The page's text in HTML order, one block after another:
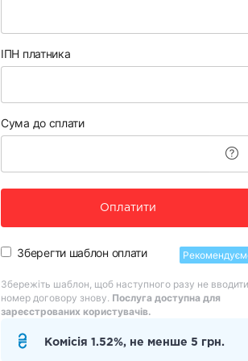
ІПН платника
Сума до сплати
Оплатити
Зберегти шаблон оплати
Збережіть шаблон, щоб наступного разу не вводити
номер договору знову. Послуга доступна для
зареєстрованих користувачів.
Комісія 1.52%, не менше 5 грн.